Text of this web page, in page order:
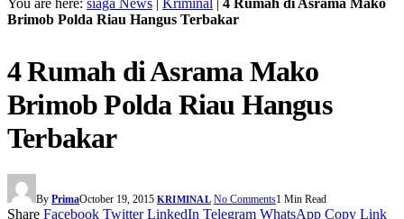
Brimob Polda Riau Hangus Terbakar
4 Rumah di Asrama Mako
Brimob Polda Riau Hangus
Terbakar
By PrimaOctober 19, 2015 KRIMINAL No Comments1 Min Read
Share Facebook Twitter LinkedIn Telegram WhatsApp Copy Link